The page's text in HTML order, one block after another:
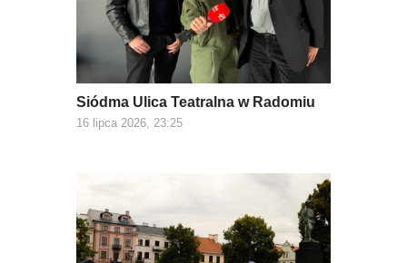
Siódma Ulica Teatralna w Radomiu
16 lipca 2026, 23:25